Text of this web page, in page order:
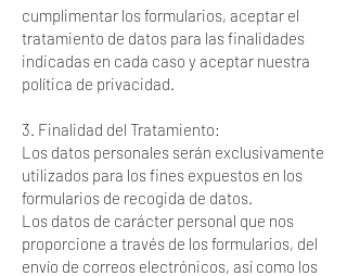
cumplimentar los formularios, aceptar el
tratamiento de datos para las finalidades
indicadas en cada caso y aceptar nuestra
política de privacidad.
3. Finalidad del Tratamiento:
Los datos personales serán exclusivamente
utilizados para los fines expuestos en los
formularios de recogida de datos.
Los datos de carácter personal que nos
proporcione a través de los formularios, del
envío de correos electrónicos, así como los